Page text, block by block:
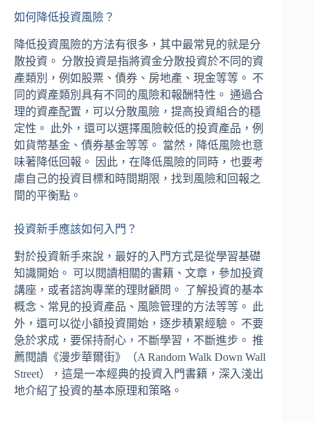
如何降低投資風險？
降低投資風險的方法有很多，其中最常見的就是分
散投資。 分散投資是指將資金分散投資於不同的資
產類別，例如股票、債券、房地產、現金等等。 不
同的資產類別具有不同的風險和報酬特性。 通過合
理的資產配置，可以分散風險，提高投資組合的穩
定性。 此外，還可以選擇風險較低的投資產品，例
如貨幣基金、債券基金等等。 當然，降低風險也意
味著降低回報。 因此，在降低風險的同時，也要考
慮自己的投資目標和時間期限，找到風險和回報之
間的平衡點。
投資新手應該如何入門？
對於投資新手來說，最好的入門方式是從學習基礎
知識開始。 可以閱讀相關的書籍、文章，參加投資
講座，或者諮詢專業的理財顧問。 了解投資的基本
概念、常見的投資產品、風險管理的方法等等。 此
外，還可以從小額投資開始，逐步積累經驗。 不要
急於求成，要保持耐心，不斷學習，不斷進步。 推
薦閱讀《漫步華爾街》（A Random Walk Down Wall
Street），這是一本經典的投資入門書籍，深入淺出
地介紹了投資的基本原理和策略。